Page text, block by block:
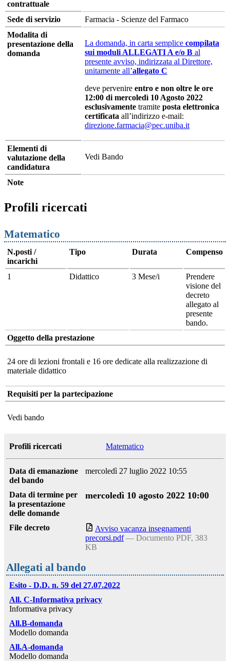
contrattuale
Sede di servizio
Farmacia - Scienze del Farmaco
Modalita di
presentazione della
domanda
La domanda, in carta semplice compilata
sui moduli ALLEGATI A e/o B al
presente avviso, indirizzata al Direttore,
unitamente all’allegato C
deve pervenire entro e non oltre le ore
12:00 di mercoledì 10 Agosto 2022
esclusivamente tramite posta elettronica
certificata all’indirizzo e-mail:
direzione.farmacia@pec.uniba.it
Elementi di
valutazione della
candidatura
Vedi Bando
Note
Profili ricercati
Matematico
N.posti /
incarichi
Tipo Durata Compenso
1 Didattico 3 Mese/i
Prendere
visione del
decreto
allegato al
presente
bando.
Oggetto della prestazione
24 ore di lezioni frontali e 16 ore dedicate alla realizzazione di
materiale didattico
Requisiti per la partecipazione
Vedi bando
Profili ricercati Matematico
Data di emanazione
del bando
mercoledì 27 luglio 2022 10:55
Data di termine per
la presentazione
delle domande
mercoledì 10 agosto 2022 10:00
File decreto
Avviso vacanza insegnamenti
precorsi.pdf — Documento PDF, 383
KB
Allegati al bando
Esito - D.D. n. 59 del 27.07.2022
All. C-Informativa privacy
Informativa privacy
All.B-domanda
Modello domanda
All.A-domanda
Modello domanda